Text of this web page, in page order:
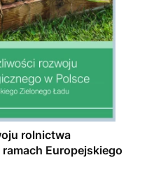
rolnictwa
Europejskiego